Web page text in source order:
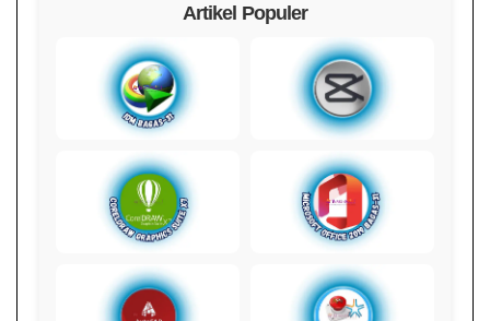
Artikel Populer